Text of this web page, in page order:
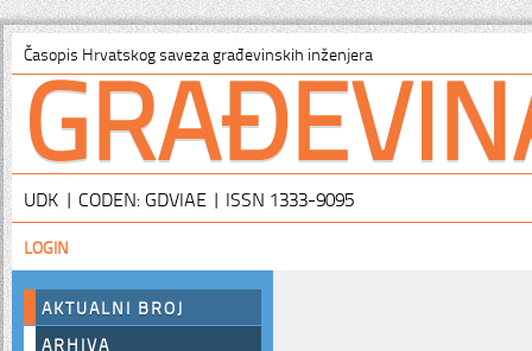
Časopis Hrvatskog saveza građevinskih inženjera
UDK | CODEN: GDVIAE | ISSN 1333-9095
LOGIN
AKTUALNI BROJ
ARHIVA